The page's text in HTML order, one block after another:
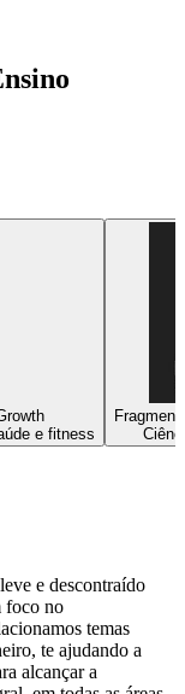
e fitness
e descontraído
foco no
temas
te ajudando a
alcançar a